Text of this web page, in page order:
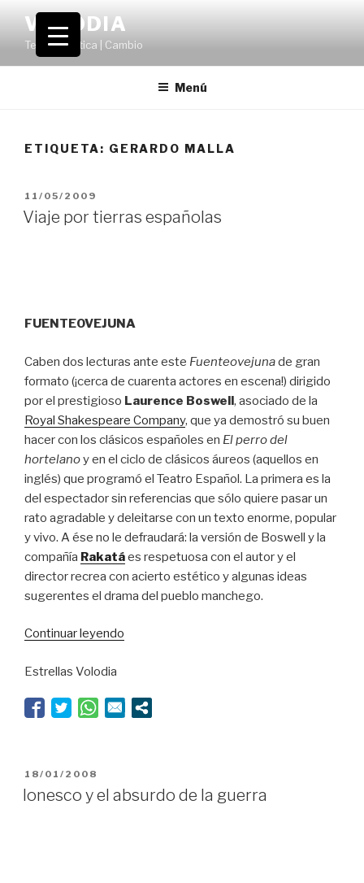
contenido
VOLODIA
Teatro | Crítica | Cambio
Menú
ETIQUETA: GERARDO MALLA
PUBLICADO
EL
11/05/2009
Viaje por tierras españolas
FUENTEOVEJUNA
Caben dos lecturas ante este Fuenteovejunade gran
formato (¡cerca de cuarenta actores en escena!) dirigido
por el prestigioso Laurence Boswell, asociado de la
Royal Shakespeare Company, que ya demostró su buen
hacer con los clásicos españoles en El perro del
hortelanoy en el ciclo de clásicos áureos (aquellos en
inglés) que programó el Teatro Español. La primera es la
del espectador sin referencias que sólo quiere pasar un
rato agradable y deleitarse con un texto enorme, popular
y vivo. A ése no le defraudará: la versión de Boswell y la
compañía Rakatáes respetuosa con el autor y el
director recrea con acierto estético y algunas ideas
sugerentes el drama del pueblo manchego.
Continuar leyendo
Estrellas Volodia
PUBLICADO
EL
18/01/2008
Ionesco y el absurdo de la guerra